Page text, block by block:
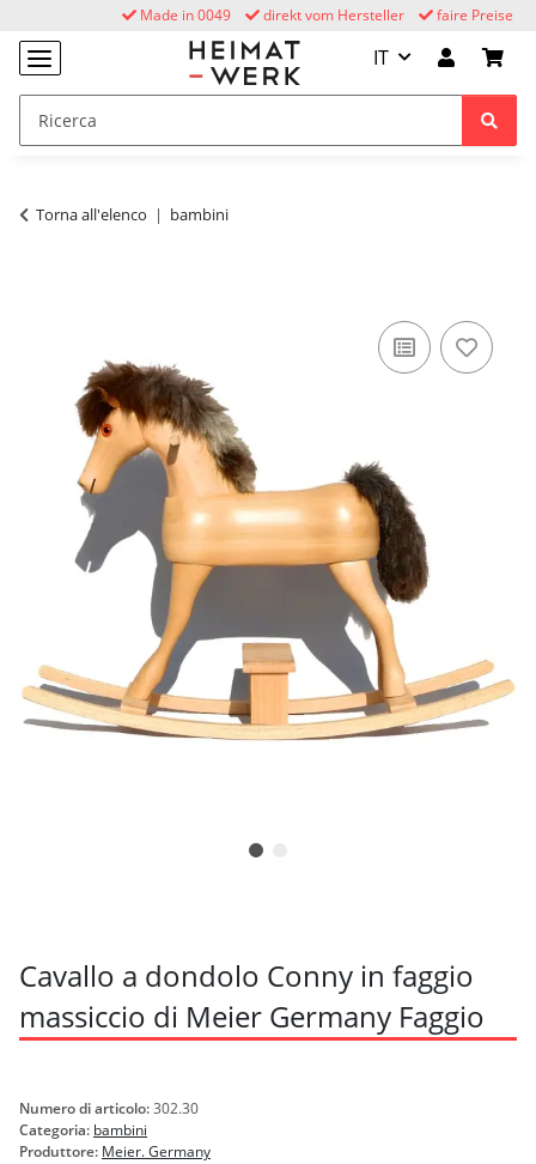
faire Preise
direkt vom Hersteller
Made in 0049
IT
Torna all'elenco bambini
Cavallo a dondolo Conny in faggio
massiccio di Meier Germany Faggio
Numero di articolo:302.30
Categoria: bambini
Produttore: Meier. Germany